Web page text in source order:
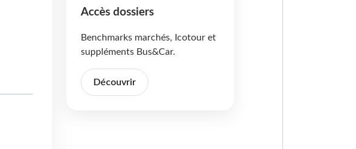
Accès dossiers
Benchmarks marchés, Icotour et
suppléments Bus&Car.
Découvrir